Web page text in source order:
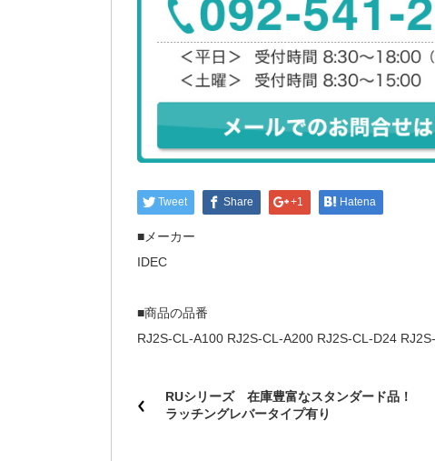
Tweet Share +1 Hatena
■メーカー
IDEC
■商品の品番
RJ2S-CL-A100 RJ2S-CL-A200 RJ2S-CL-D24
RUシリーズ 在庫豊富なスタンダード品！
ラッチングレバータイプ有り